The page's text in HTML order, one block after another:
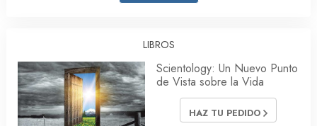
LIBROS
Scientology: Un Nuevo Punto
de Vista sobre la Vida
HAZ TU PEDIDO